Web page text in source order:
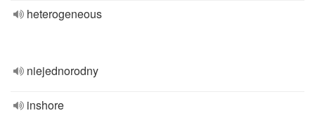
heterogeneous
niejednorodny
inshore